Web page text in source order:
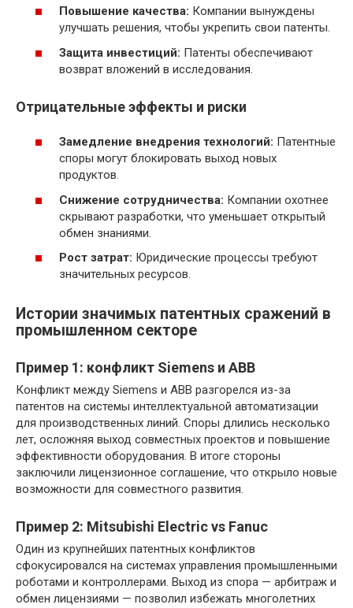
Повышение качества: Компании вынуждены
улучшать решения, чтобы укрепить свои патенты.
Защита инвестиций: Патенты обеспечивают
возврат вложений в исследования.
Отрицательные эффекты и риски
Замедление внедрения технологий: Патентные
споры могут блокировать выход новых
продуктов.
Снижение сотрудничества: Компании охотнее
скрывают разработки, что уменьшает открытый
обмен знаниями.
Рост затрат: Юридические процессы требуют
значительных ресурсов.
Истории значимых патентных сражений в
промышленном секторе
Пример 1: конфликт Siemens и ABB
Конфликт между Siemens и ABB разгорелся из-за
патентов на системы интеллектуальной автоматизации
для производственных линий. Споры длились несколько
лет, осложняя выход совместных проектов и повышение
эффективности оборудования. В итоге стороны
заключили лицензионное соглашение, что открыло новые
возможности для совместного развития.
Пример 2: Mitsubishi Electric vs Fanuc
Один из крупнейших патентных конфликтов
сфокусировался на системах управления промышленными
роботами и контроллерами. Выход из спора — арбитраж и
обмен лицензиями — позволил избежать многолетних